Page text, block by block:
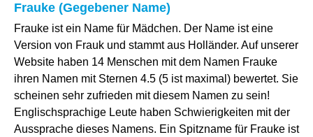
Frauke (Gegebener Name)
Frauke ist ein Name für Mädchen. Der Name ist eine
Version von Frauk und stammt aus Holländer. Auf unserer
Website haben 14 Menschen mit dem Namen Frauke
ihren Namen mit Sternen 4.5 (5 ist maximal) bewertet. Sie
scheinen sehr zufrieden mit diesem Namen zu sein!
Englischsprachige Leute haben Schwierigkeiten mit der
Aussprache dieses Namens. Ein Spitzname für Frauke ist